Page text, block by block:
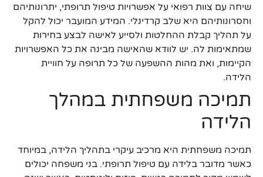
שיחה עם צוות רפואי על אפשרויות טיפול תרופתי, יתרונותיהם
וחסרונותיהם היא שלב קרדינלי. המידע המועבר יכול להקל
על תהליך קבלת ההחלטות ולסייע לאישה לבצע בחירות
שמתאימות לה. יש לוודא שהאישה מבינה את כל האפשרויות
הקיימות, ואת מהות ההשפעה של כל תרופה על חוויית
הלידה.
תמיכה משפחתית במהלך
הלידה
תמיכה משפחתית היא מרכיב עיקרי בתהליך הלידה, במיוחד
כאשר מדובר בלידה עם טיפול תרופתי. בני משפחה יכולים